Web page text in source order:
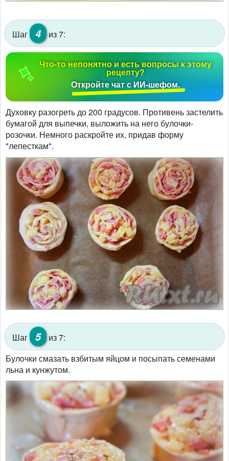
Шаг 4 из 7:
Что-то непонятно и есть вопросы к этому
рецепту?
Откройте чат с ИИ-шефом.
Духовку разогреть до 200 градусов. Противень застелить
бумагой для выпечки, выложить на него булочки-
розочки. Немного раскройте их, придав форму
"лепесткам".
Шаг 5
из 7:
Булочки смазать взбитым яйцом и посыпать семенами
льна и кунжутом.